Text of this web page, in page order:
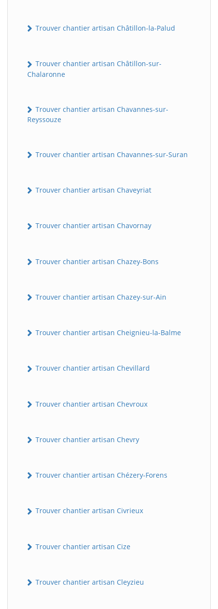
Trouver chantier artisan Châtillon-la-Palud
Trouver chantier artisan Châtillon-sur-
Chalaronne
Trouver chantier artisan Chavannes-sur-
Reyssouze
Trouver chantier artisan Chavannes-sur-Suran
Trouver chantier artisan Chaveyriat
Trouver chantier artisan Chavornay
Trouver chantier artisan Chazey-Bons
Trouver chantier artisan Chazey-sur-Ain
Trouver chantier artisan Cheignieu-la-Balme
Trouver chantier artisan Chevillard
Trouver chantier artisan Chevroux
Trouver chantier artisan Chevry
Trouver chantier artisan Chézery-Forens
Trouver chantier artisan Civrieux
Trouver chantier artisan Cize
Trouver chantier artisan Cleyzieu
B BatiWebPro